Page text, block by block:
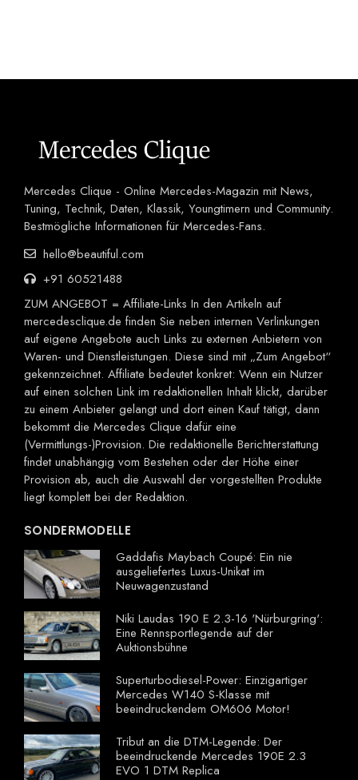
Mercedes Clique - Online Mercedes-Magazin mit News,
Tuning, Technik, Daten, Klassik, Youngtimern und Community.
Bestmögliche Informationen für Mercedes-Fans.
hello@beautiful.com
+91 60521488
ZUM ANGEBOT = Affiliate-Links In den Artikeln auf
mercedesclique.de finden Sie neben internen Verlinkungen
auf eigene Angebote auch Links zu externen Anbietern von
Waren- und Dienstleistungen. Diese sind mit „Zum Angebot“
gekennzeichnet. Affiliate bedeutet konkret: Wenn ein Nutzer
auf einen solchen Link im redaktionellen Inhalt klickt, darüber
zu einem Anbieter gelangt und dort einen Kauf tätigt, dann
bekommt die Mercedes Clique dafür eine
(Vermittlungs-)Provision. Die redaktionelle Berichterstattung
findet unabhängig vom Bestehen oder der Höhe einer
Provision ab, auch die Auswahl der vorgestellten Produkte
liegt komplett bei der Redaktion.
SONDERMODELLE
Gaddafis Maybach Coupé: Ein nie
ausgeliefertes Luxus-Unikat im
Neuwagenzustand
Niki Laudas 190 E 2.3-16 'Nürburgring':
Eine Rennsportlegende auf der
Auktionsbühne
Superturbodiesel-Power: Einzigartiger
Mercedes W140 S-Klasse mit
beeindruckendem OM606 Motor!
Tribut an die DTM-Legende: Der
beeindruckende Mercedes 190E 2.3
EVO 1 DTM Replica